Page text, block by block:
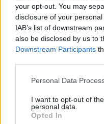
your opt-out. You may
disclosure of your
IAB’s list of downstream
also be disclosed by us to
Downstream Participants
Please note that this
not limited to your visit or
grant or deny consent to
use your data for below
Personal Data
I want to opt-out of
personal data.
Opted In
Mario Malu